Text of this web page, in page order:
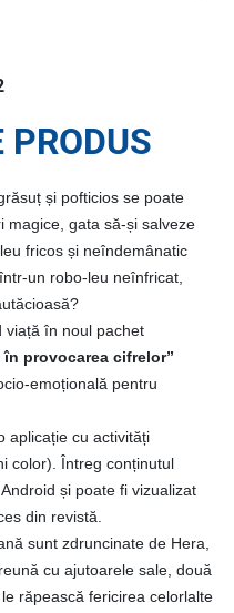
PRODUS
și pofticios se poate
magice, gata să-și salveze
fricos și neîndemânatic
un robo-leu neînfricat,
viață în noul pachet
provocarea cifrelor”
emoțională pentru
aplicație cu activități
color). Întreg conținutul
și poate fi vizualizat
din revistă.
sunt zdruncinate de Hera,
cu ajutoarele sale, două
răpească fericirea celorlalte